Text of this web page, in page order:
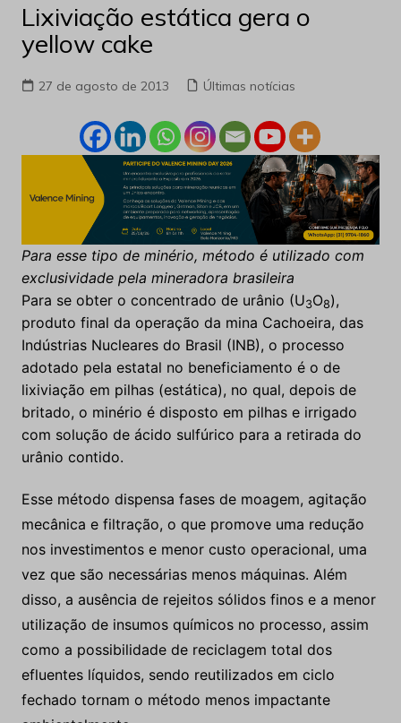
Lixiviação estática gera o
yellow cake
27 de agosto de 2013 Últimas notícias
Para esse tipo de minério, método é utilizado com
exclusividade pela mineradora brasileira
Para se obter o concentrado de urânio (U3O8),
produto final da operação da mina Cachoeira, das
Indústrias Nucleares do Brasil (INB), o processo
adotado pela estatal no beneficiamento é o de
lixiviação em pilhas (estática), no qual, depois de
britado, o minério é disposto em pilhas e irrigado
com solução de ácido sulfúrico para a retirada do
urânio contido.
Esse método dispensa fases de moagem, agitação
mecânica e filtração, o que promove uma redução
nos investimentos e menor custo operacional, uma
vez que são necessárias menos máquinas. Além
disso, a ausência de rejeitos sólidos finos e a menor
utilização de insumos químicos no processo, assim
como a possibilidade de reciclagem total dos
efluentes líquidos, sendo reutilizados em ciclo
fechado tornam o método menos impactante